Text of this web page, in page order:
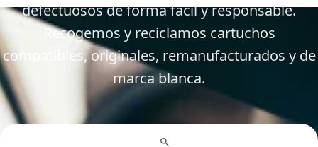
defectuosos de forma fácil y responsable.
Recogemos y reciclamos cartuchos
compatibles, originales, remanufacturados y de
marca blanca.